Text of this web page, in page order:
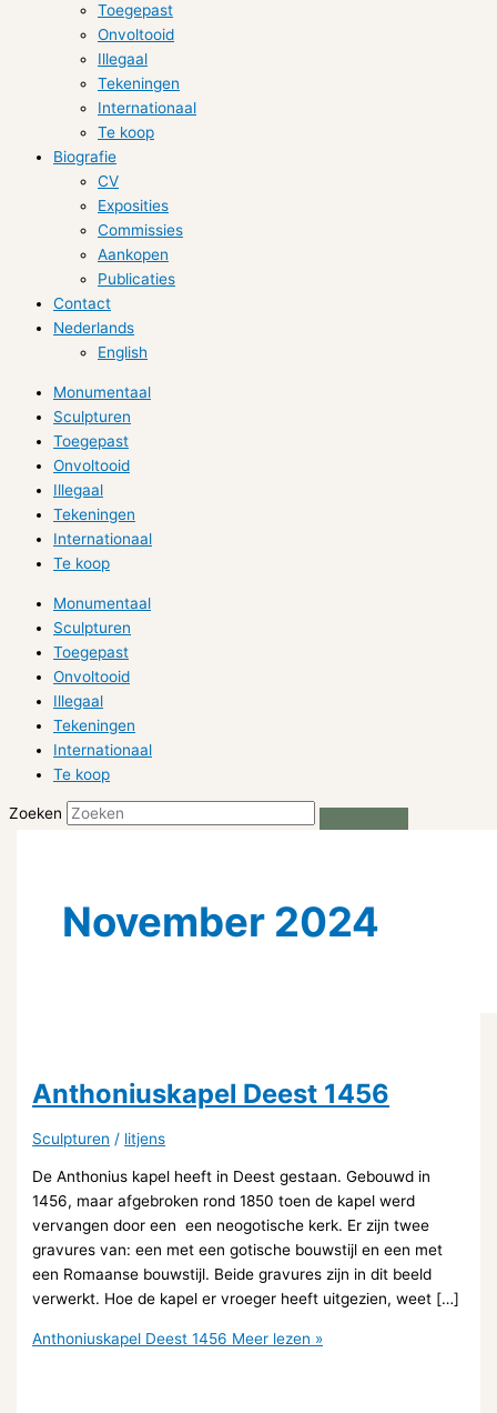
Toegepast
Onvoltooid
Illegaal
Tekeningen
Internationaal
Te koop
Biografie
CV
Exposities
Commissies
Aankopen
Publicaties
Contact
Nederlands
English
Monumentaal
Sculpturen
Toegepast
Onvoltooid
Illegaal
Tekeningen
Internationaal
Te koop
Monumentaal
Sculpturen
Toegepast
Onvoltooid
Illegaal
Tekeningen
Internationaal
Te koop
Zoeken
November 2024
Anthoniuskapel Deest 1456
Sculpturen / litjens
De Anthonius kapel heeft in Deest gestaan. Gebouwd in
1456, maar afgebroken rond 1850 toen de kapel werd
vervangen door een een neogotische kerk. Er zijn twee
gravures van: een met een gotische bouwstijl en een met
een Romaanse bouwstijl. Beide gravures zijn in dit beeld
verwerkt. Hoe de kapel er vroeger heeft uitgezien, weet […]
Anthoniuskapel Deest 1456 Meer lezen »